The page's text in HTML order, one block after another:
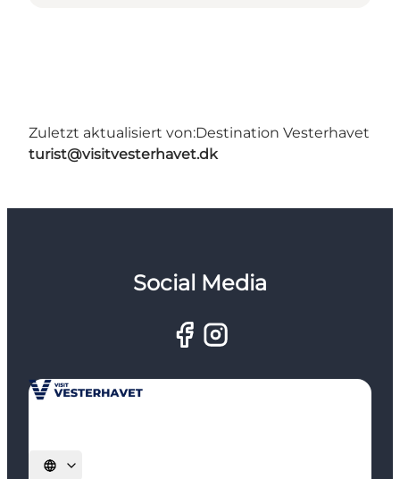
Zuletzt aktualisiert von:Destination Vesterhavet
turist@visitvesterhavet.dk
Social Media
Sprache auswählen